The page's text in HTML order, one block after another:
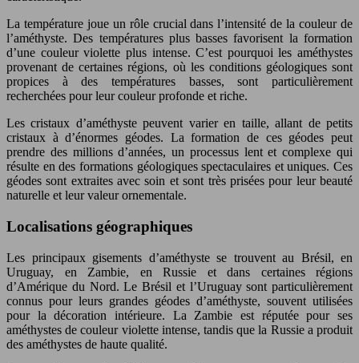
La température joue un rôle crucial dans l’intensité de la couleur de
l’améthyste. Des températures plus basses favorisent la formation
d’une couleur violette plus intense. C’est pourquoi les améthystes
provenant de certaines régions, où les conditions géologiques sont
propices à des températures basses, sont particulièrement
recherchées pour leur couleur profonde et riche.
Les cristaux d’améthyste peuvent varier en taille, allant de petits
cristaux à d’énormes géodes. La formation de ces géodes peut
prendre des millions d’années, un processus lent et complexe qui
résulte en des formations géologiques spectaculaires et uniques. Ces
géodes sont extraites avec soin et sont très prisées pour leur beauté
naturelle et leur valeur ornementale.
Localisations géographiques
Les principaux gisements d’améthyste se trouvent au Brésil, en
Uruguay, en Zambie, en Russie et dans certaines régions
d’Amérique du Nord. Le Brésil et l’Uruguay sont particulièrement
connus pour leurs grandes géodes d’améthyste, souvent utilisées
pour la décoration intérieure. La Zambie est réputée pour ses
améthystes de couleur violette intense, tandis que la Russie a produit
des améthystes de haute qualité.